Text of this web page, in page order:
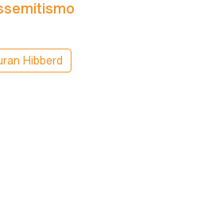
Hibberd